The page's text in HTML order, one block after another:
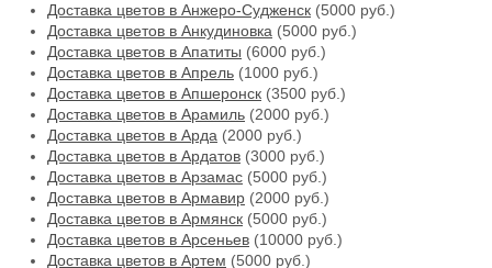
Доставка цветов в Анжеро-Судженск (5000 руб.)
Доставка цветов в Анкудиновка (5000 руб.)
Доставка цветов в Апатиты (6000 руб.)
Доставка цветов в Апрель (1000 руб.)
Доставка цветов в Апшеронск (3500 руб.)
Доставка цветов в Арамиль (2000 руб.)
Доставка цветов в Арда (2000 руб.)
Доставка цветов в Ардатов (3000 руб.)
Доставка цветов в Арзамас (5000 руб.)
Доставка цветов в Армавир (2000 руб.)
Доставка цветов в Армянск (5000 руб.)
Доставка цветов в Арсеньев (10000 руб.)
Доставка цветов в Артем (5000 руб.)